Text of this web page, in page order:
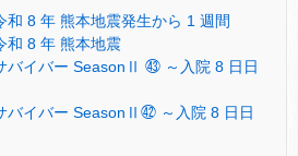
和 8 年 熊本地震発生から 1 週間
和 8 年 熊本地震
バイバー SeasonⅡ ㊸ ～入院 8 日日
バイバー SeasonⅡ㊷ ～入院 8 日日